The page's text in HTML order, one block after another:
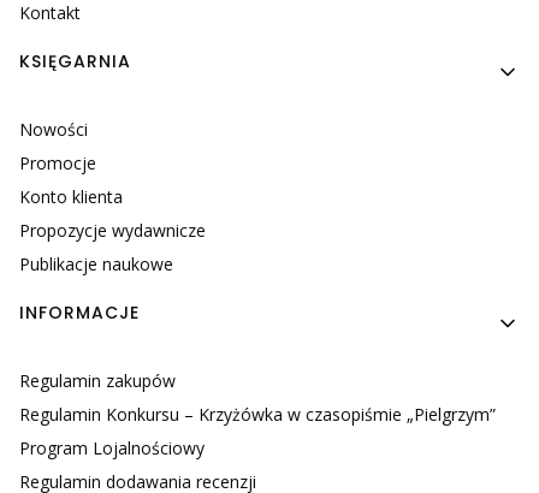
Kontakt
KSIĘGARNIA
Nowości
Promocje
Konto klienta
Propozycje wydawnicze
Publikacje naukowe
INFORMACJE
Regulamin zakupów
Regulamin Konkursu – Krzyżówka w czasopiśmie „Pielgrzym”
Program Lojalnościowy
Regulamin dodawania recenzji